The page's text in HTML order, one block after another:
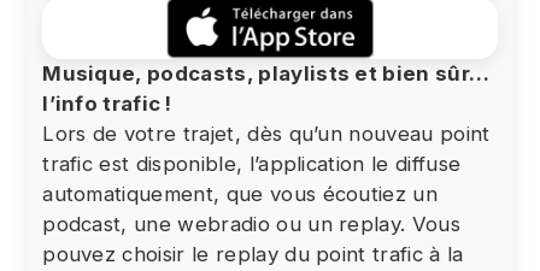
Musique, podcasts, playlists et bien sûr…
l’info trafic !
Lors de votre trajet, dès qu’un nouveau point
trafic est disponible, l’application le diffuse
automatiquement, que vous écoutiez un
podcast, une webradio ou un replay. Vous
pouvez choisir le replay du point trafic à la